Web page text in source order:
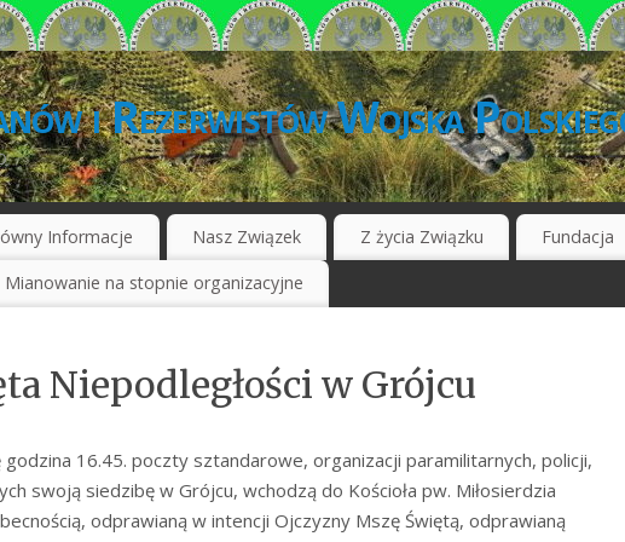
i Rezerwistów Wojska
Informacje Nasz Związek Z życia Związku Fundacja
Mianowanie na stopnie organizacyjne
Niepodległości w Grójcu
16.45. poczty sztandarowe, organizacji paramilitarnych, policji,
swoją siedzibę w Grójcu, wchodzą do Kościoła pw. Miłosierdzia
odprawianą w intencji Ojczyzny Mszę Świętą, odprawianą